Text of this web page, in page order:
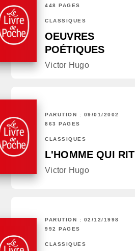
448 PAGES
CLASSIQUES
OEUVRES
POÉTIQUES
Victor Hugo
PARUTION : 09/01/2002
863 PAGES
CLASSIQUES
L'HOMME QUI RIT
Victor Hugo
PARUTION : 02/12/1998
992 PAGES
CLASSIQUES